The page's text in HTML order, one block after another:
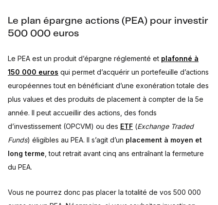
Le plan épargne actions (PEA) pour investir
500 000 euros
Le PEA est un produit d’épargne réglementé et plafonné à
150 000 euros qui permet d’acquérir un portefeuille d’actions
européennes tout en bénéficiant d’une exonération totale des
plus values et des produits de placement à compter de la 5e
année. Il peut accueillir des actions, des fonds
d’investissement (OPCVM) ou des ETF (Exchange Traded
Funds) éligibles au PEA. Il s’agit d’un placement à moyen et
long terme , tout retrait avant cinq ans entraînant la fermeture
du PEA.
Vous ne pourrez donc pas placer la totalité de vos 500 000